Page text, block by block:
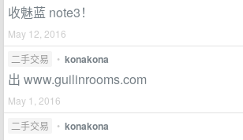
收魅蓝 note3！
May 12, 2016
二手交易
• konakona
出 www.guilinrooms.com
May 1, 2016
二手交易
• konakona